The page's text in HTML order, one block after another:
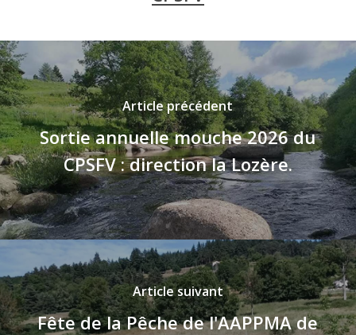
Article précédent
Sortie annuelle mouche 2026 du
CPSFV : direction la Lozère.
Article suivant
Fête de la Pêche de l'AAPPMA de